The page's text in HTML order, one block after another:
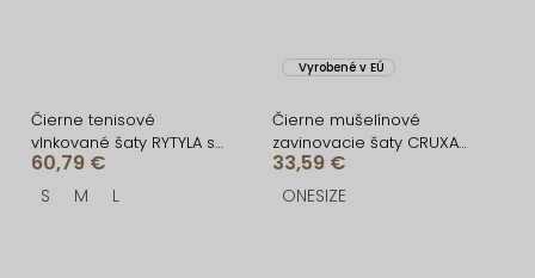
Čierne tenisové
vlnkované šaty RYTYLA s
kraťaskami
60,79 €
S M L
Vyrobené v EÚ
Čierne mušelínové
zavinovacie šaty CRUXA
s dlhým rukávom
33,59 €
ONESIZE